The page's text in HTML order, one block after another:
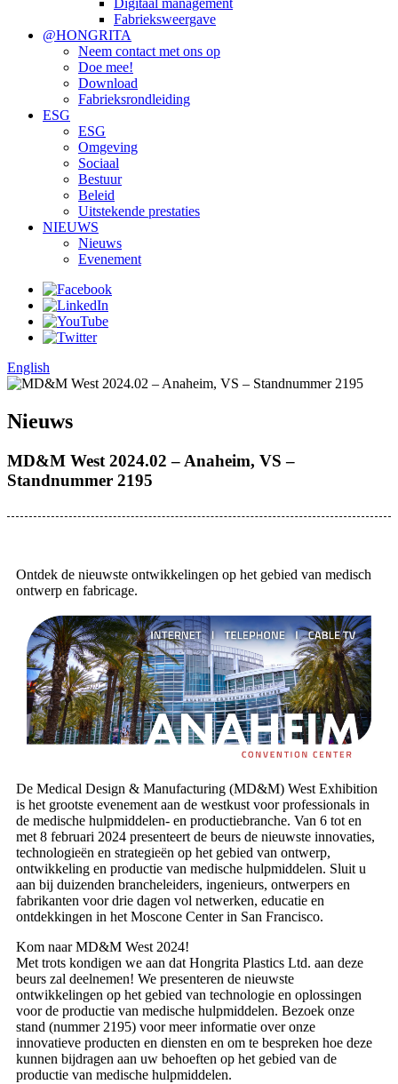
Digitaal management
Fabrieksweergave
@HONGRITA
Neem contact met ons op
Doe mee!
Download
Fabrieksrondleiding
ESG
ESG
Omgeving
Sociaal
Bestuur
Beleid
Uitstekende prestaties
NIEUWS
Nieuws
Evenement
English
Nieuws
MD&M West 2024.02 – Anaheim, VS –
Standnummer 2195
Ontdek de nieuwste ontwikkelingen op het gebied van medisch
ontwerp en fabricage.
De Medical Design & Manufacturing (MD&M) West Exhibition
is het grootste evenement aan de westkust voor professionals in
de medische hulpmiddelen- en productiebranche. Van 6 tot en
met 8 februari 2024 presenteert de beurs de nieuwste innovaties,
technologieën en strategieën op het gebied van ontwerp,
ontwikkeling en productie van medische hulpmiddelen. Sluit u
aan bij duizenden brancheleiders, ingenieurs, ontwerpers en
fabrikanten voor drie dagen vol netwerken, educatie en
ontdekkingen in het Moscone Center in San Francisco.
Kom naar MD&M West 2024!
Met trots kondigen we aan dat Hongrita Plastics Ltd. aan deze
beurs zal deelnemen! We presenteren de nieuwste
ontwikkelingen op het gebied van technologie en oplossingen
voor de productie van medische hulpmiddelen. Bezoek onze
stand (nummer 2195) voor meer informatie over onze
innovatieve producten en diensten en om te bespreken hoe deze
kunnen bijdragen aan uw behoeften op het gebied van de
productie van medische hulpmiddelen.